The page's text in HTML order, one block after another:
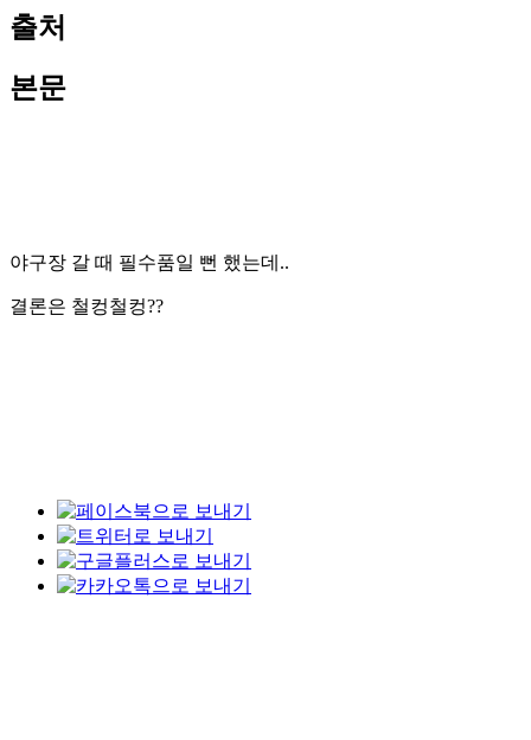
출처
본문
야구장 갈 때 필수품일 뻔 했는데..
결론은 철컹철컹??